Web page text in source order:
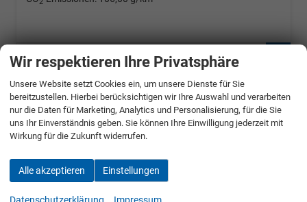
LAGER & VORLAUFFAHRZEUGE BLIESKASTEL
LAGER & VORLAUFFAHRZEUGE AUSSENLAGER
BESTELLFAHRZEUGE
Cupra
Wir respektieren Ihre Privatsphäre
Unsere Website setzt Cookies ein, um unsere Dienste für Sie
bereitzustellen. Hierbei berücksichtigen wir Ihre Auswahl und verarbeiten
nur die Daten für Marketing, Analytics und Personalisierung, für die Sie
uns Ihr Einverständnis geben. Sie können Ihre Einwilligung jederzeit mit
Wirkung für die Zukunft widerrufen.
Alle akzeptieren Einstellungen
Datenschutzerklärung Impressum